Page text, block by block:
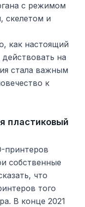
с режимом
скелетом и
как настоящий
на
стала важным
к
пластиковый
принтеров
собственные
что
того
В конце 2021